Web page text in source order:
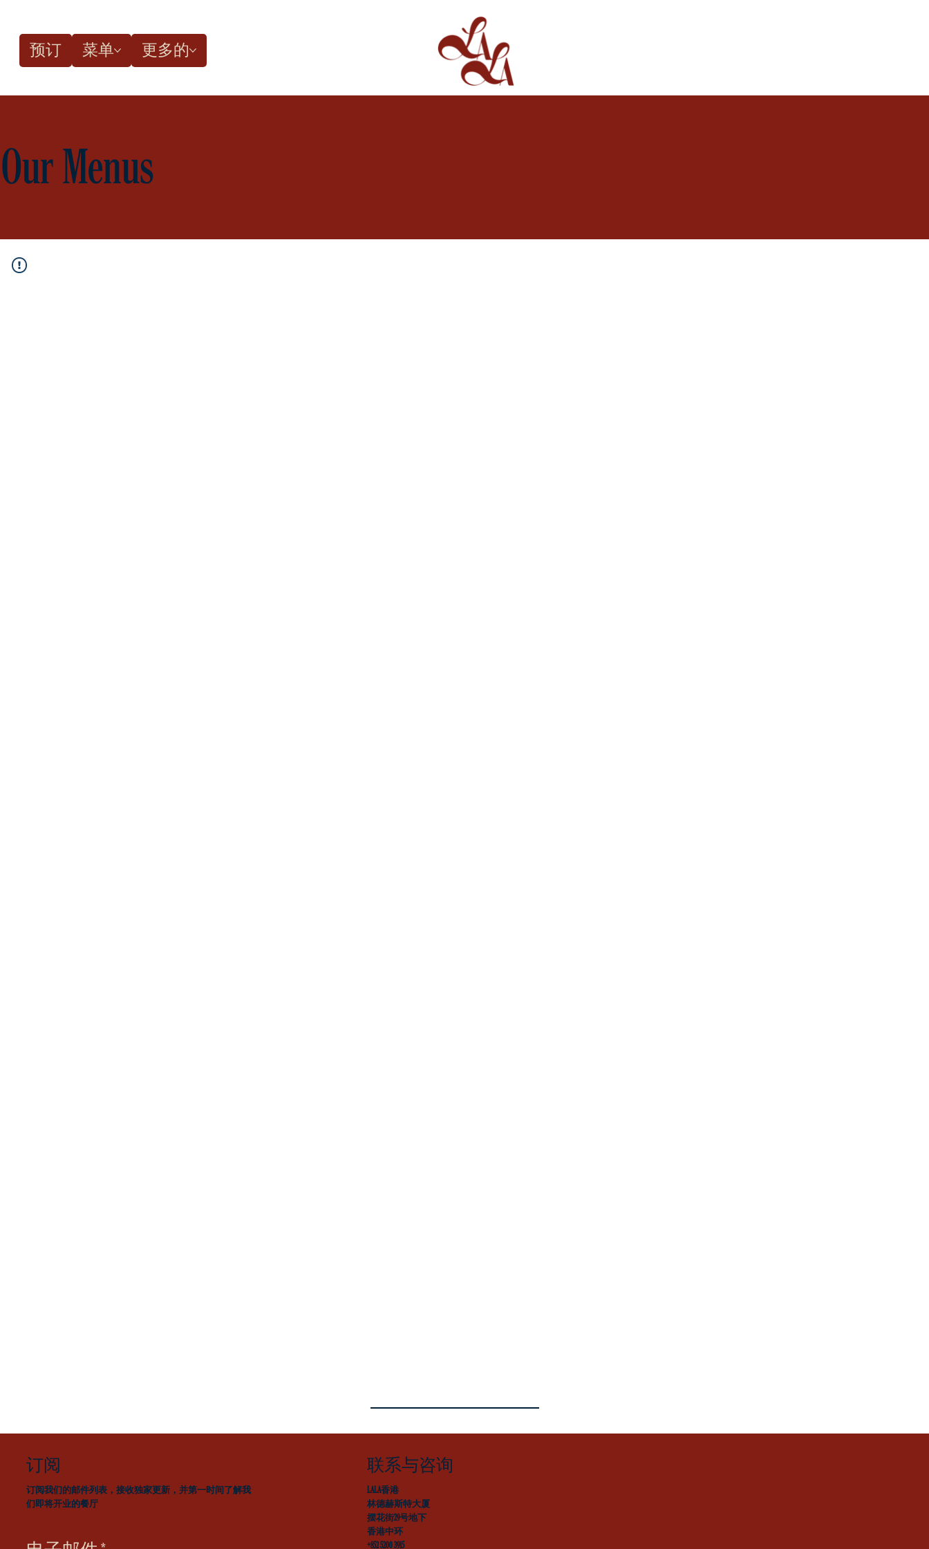
预订 菜单 更多的
Our Menus
订阅
订阅我们的邮件列表，接收独家更新，并第一时间了解我
们即将开业的餐厅
联系与咨询
LALA香港
林德赫斯特大厦
摆花街29号地下
香港中环
+852 5200 3915